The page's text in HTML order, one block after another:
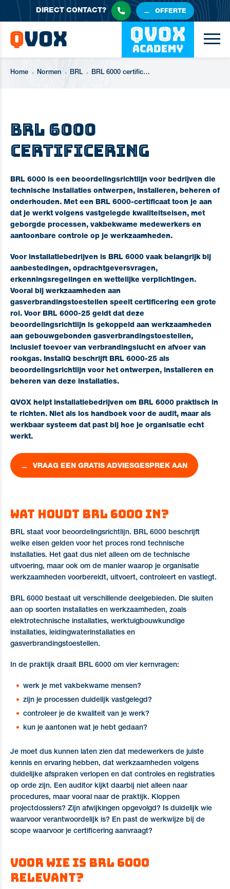
DIRECTCONTACT? OFFERTE
Home Normen BRL BRL 6000 certificering
BRL 6000
certificering
BRL 6000 is een beoordelingsrichtlijn voor bedrijven die
technische installaties ontwerpen, installeren, beheren of
onderhouden. Met een BRL 6000-certificaat toon je aan
dat je werkt volgens vastgelegde kwaliteitseisen, met
geborgde processen, vakbekwame medewerkers en
aantoonbare controle op je werkzaamheden.
Voor installatiebedrijven is BRL 6000 vaak belangrijk bij
aanbestedingen, opdrachtgeversvragen,
erkenningsregelingen en wettelijke verplichtingen.
Vooral bij werkzaamheden aan
gasverbrandingstoestellen speelt certificering een grote
rol. Voor BRL 6000-25 geldt dat deze
beoordelingsrichtlijn is gekoppeld aan werkzaamheden
aan gebouwgebonden gasverbrandingstoestellen,
inclusief toevoer van verbrandingslucht en afvoer van
rookgas. InstallQ beschrijft BRL 6000-25 als
beoordelingsrichtlijn voor het ontwerpen, installeren en
beheren van deze installaties.
QVOX helpt installatiebedrijven om BRL 6000 praktisch in
te richten. Niet als los handboek voor de audit, maar als
werkbaar systeem dat past bij hoe je organisatie echt
werkt.
VRAAG EEN GRATIS ADVIESGESPREK AAN
Wat houdt BRL 6000 in?
BRL staat voor beoordelingsrichtlijn. BRL 6000 beschrijft
welke eisen gelden voor het proces rond technische
installaties. Het gaat dus niet alleen om de technische
uitvoering, maar ook om de manier waarop je organisatie
werkzaamheden voorbereidt, uitvoert, controleert en vastlegt.
BRL 6000 bestaat uit verschillende deelgebieden. Die sluiten
aan op soorten installaties en werkzaamheden, zoals
elektrotechnische installaties, werktuigbouwkundige
installaties, leidingwaterinstallaties en
gasverbrandingstoestellen.
In de praktijk draait BRL 6000 om vier kernvragen:
werk je met vakbekwame mensen?
zijn je processen duidelijk vastgelegd?
controleer je de kwaliteit van je werk?
kun je aantonen wat je hebt gedaan?
Je moet dus kunnen laten zien dat medewerkers de juiste
kennis en ervaring hebben, dat werkzaamheden volgens
duidelijke afspraken verlopen en dat controles en registraties
op orde zijn. Een auditor kijkt daarbij niet alleen naar
procedures, maar vooral naar de praktijk. Kloppen
projectdossiers? Zijn afwijkingen opgevolgd? Is duidelijk wie
waarvoor verantwoordelijk is? En past de werkwijze bij de
scope waarvoor je certificering aanvraagt?
Voor wie is BRL 6000
relevant?